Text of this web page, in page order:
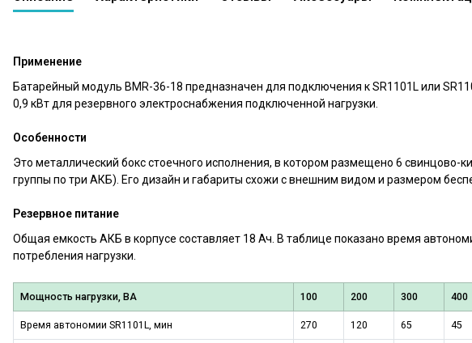
Батарейный модуль Штиль BMR-36-18
Применение
Батарейный модуль BMR-36-18 предназначен для подключения к SR1101L или
0,9 кВт для резервного электроснабжения подключенной нагрузки.
Особенности
Это металлический бокс стоечного исполнения, в котором размещено 6 свинцово-
группы по три АКБ). Его дизайн и габариты схожи с внешним видом и размером
Резервное питание
Общая емкость АКБ в корпусе составляет 18 Ач. В таблице показано время
потребления нагрузки.
Мощность нагрузки, ВА 100 200 300 400
Время автономии SR1101L, мин 270 120 65 45